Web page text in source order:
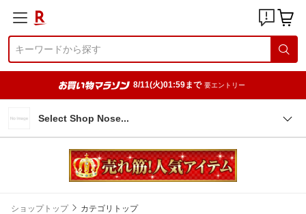
8/11(火)01:59まで 要エントリー
Select Shop Nose
ショップトップ カテゴリトップ